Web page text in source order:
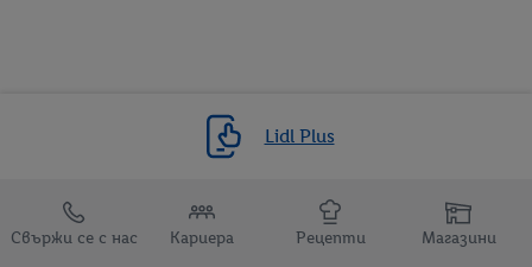
Lidl Plus
Препратки към
Свържи се с нас Кариера Рецепти Магазини